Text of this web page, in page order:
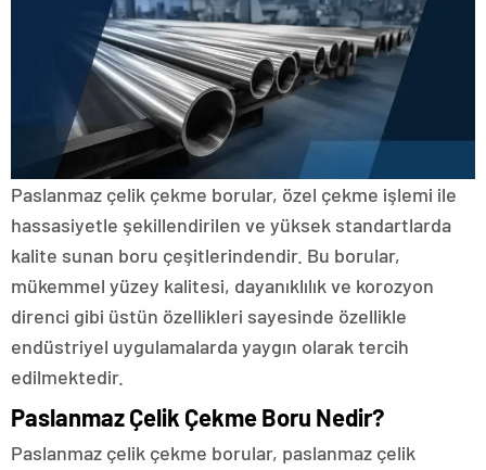
Paslanmaz çelik çekme borular, özel çekme işlemi ile
hassasiyetle şekillendirilen ve yüksek standartlarda
kalite sunan boru çeşitlerindendir. Bu borular,
mükemmel yüzey kalitesi, dayanıklılık ve korozyon
direnci gibi üstün özellikleri sayesinde özellikle
endüstriyel uygulamalarda yaygın olarak tercih
edilmektedir.
Paslanmaz Çelik Çekme Boru Nedir?
Paslanmaz çelik çekme borular, paslanmaz çelik